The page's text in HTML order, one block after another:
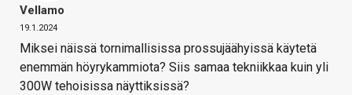
Vellamo
19.1.2024
Miksei näissä tornimallisissa prossujäähyissä käytetä
enemmän höyrykammiota? Siis samaa tekniikkaa kuin yli
300W tehoisissa näyttiksissä?